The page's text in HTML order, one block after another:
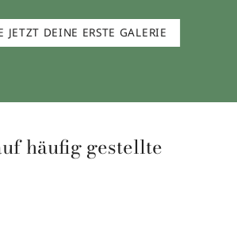
JETZT DEINE ERSTE GALERIE
häufig gestellte